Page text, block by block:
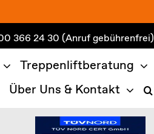
366 24 30 (Anruf gebührenfrei)
Treppenliftberatung
Über Uns & Kontakt